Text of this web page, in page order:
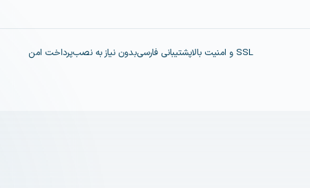
SSL و امنیت بالا پشتیبانی فارسیبدون نیاز به نصبپرداخت امن